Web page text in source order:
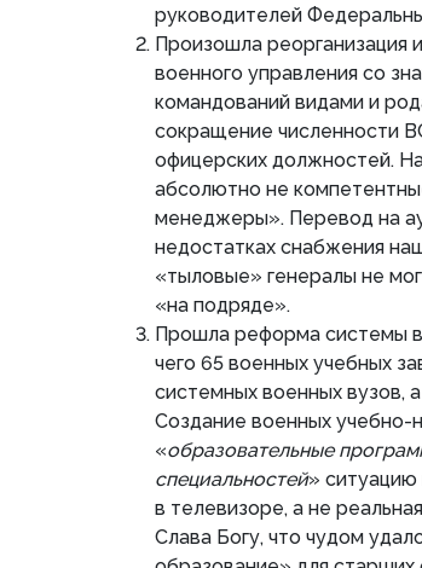
руководителей
Произошла реорганизация
военного управления со
командований видами и
сокращение численности
офицерских должностей.
абсолютно не
менеджеры». Перевод на
недостатках снабжения
«тыловые» генералы не
«на подряде».
Прошла реформа системы
чего 65 военных учебных
системных военных вузов,
Создание военных учебно-
«образовательные
специальностей» ситуацию
в телевизоре, а не
Слава Богу, что чудом